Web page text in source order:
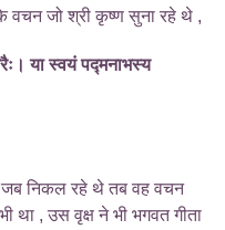
वचन जो श्री कृष्ण सुना रहे थे ,
या स्वयं पद्मनाभस्य
जब निकल रहे थे तब वह वचन
था , उस वृक्ष ने भी भगवत गीता